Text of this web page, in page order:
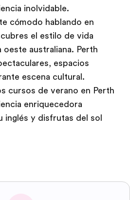
inolvidable.
cómodo hablando en
el estilo de vida
oeste australiana. Perth
espacios
escena cultural.
cursos de verano en Perth
enriquecedora
inglés y disfrutas del sol